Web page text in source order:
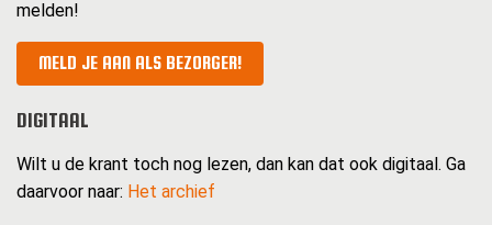
melden!
MELD JE AAN ALS BEZORGER!
DIGITAAL
Wilt u de krant toch nog lezen, dan kan dat ook digitaal. Ga
daarvoor naar: Het archief